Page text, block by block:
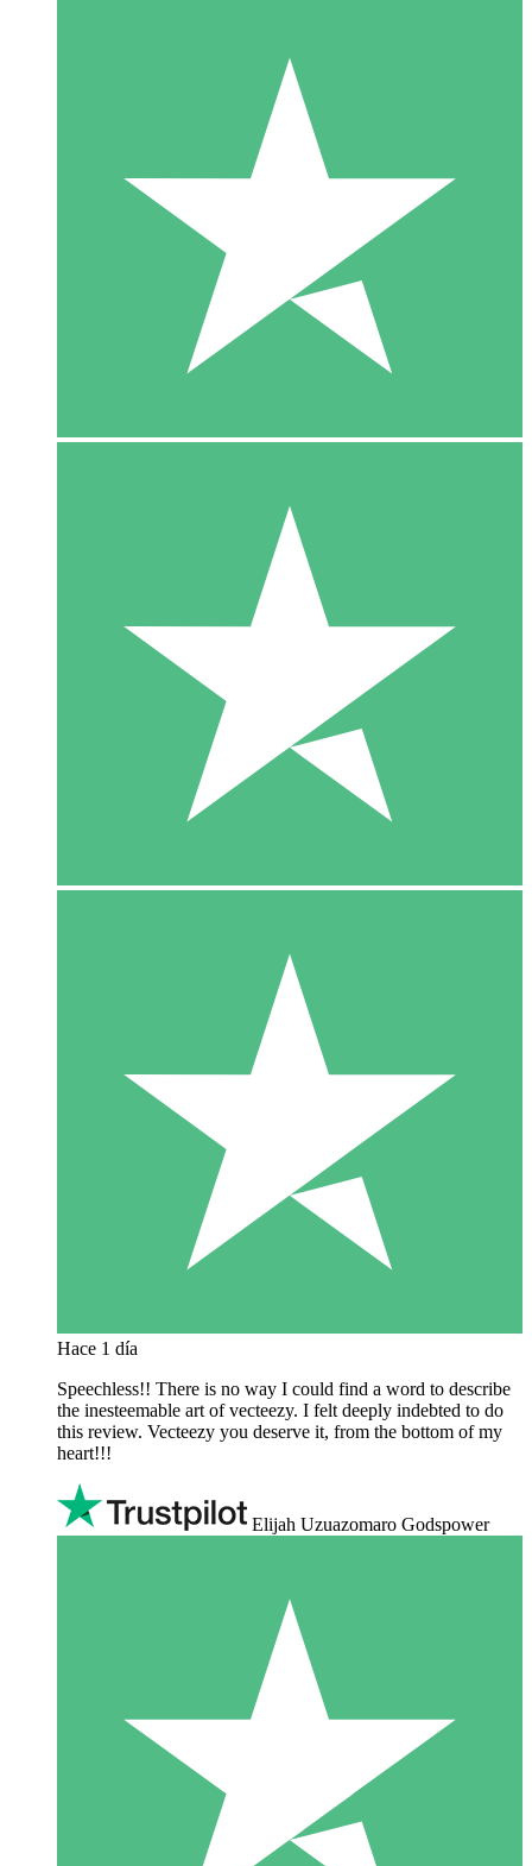
Hace 1 día
Speechless!! There is no way I could find a word to describe
the inesteemable art of vecteezy. I felt deeply indebted to do
this review. Vecteezy you deserve it, from the bottom of my
heart!!!
Elijah Uzuazomaro Godspower